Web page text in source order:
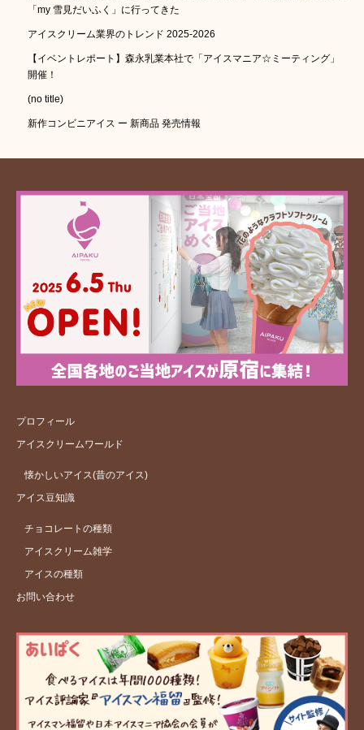
「my 雪見だいふく」に行ってきた
アイスクリーム業界のトレンド 2025-2026
【イベントレポート】森永乳業本社で「アイスマニア☆ミーティング」
開催！
(no title)
新作コンビニアイス ー 新商品 発売情報
プロフィール
アイスクリームワールド
懐かしいアイス(昔のアイス)
アイス豆知識
チョコレートの種類
アイスクリーム雑学
アイスの種類
お問い合わせ